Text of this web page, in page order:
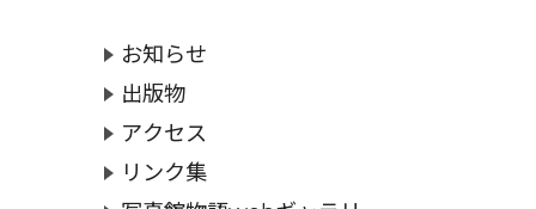
お知らせ
出版物
アクセス
リンク集